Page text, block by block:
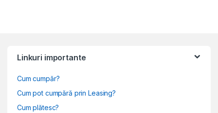
Linkuri importante
Cum cumpăr?
Cum pot cumpără prin Leasing?
Cum plătesc?